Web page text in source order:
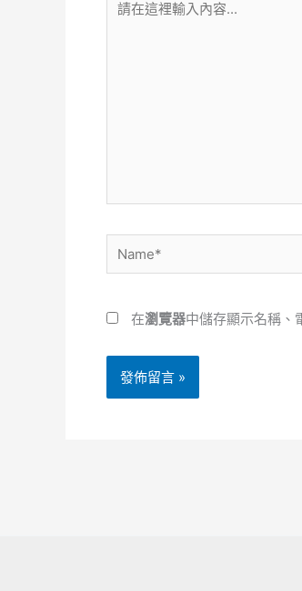
在
Name*
在瀏覽器中儲存顯示名稱、